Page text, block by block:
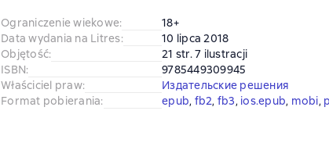
Ograniczenie wiekowe:
18+
Data wydania na Litres:
10 lipca 2018
Objętość:
21 str. 7 ilustracji
ISBN:
9785449309945
Właściciel praw:
Издательские решения
Format pobierania: epub, fb2, fb3, ios.epub, mobi,